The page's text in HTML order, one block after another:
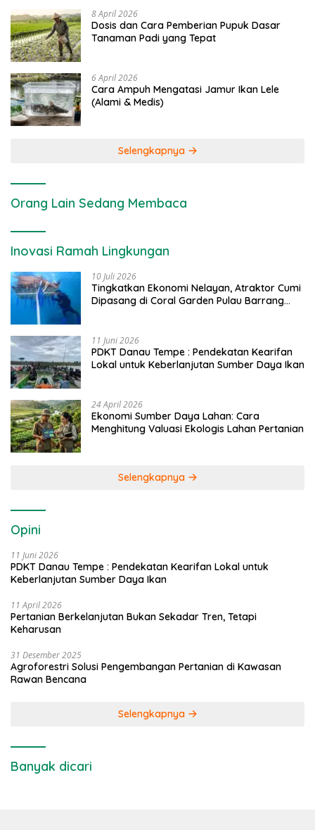
8 April 2026
Dosis dan Cara Pemberian Pupuk Dasar
Tanaman Padi yang Tepat
6 April 2026
Cara Ampuh Mengatasi Jamur Ikan Lele
(Alami & Medis)
Selengkapnya
Orang Lain Sedang Membaca
Inovasi Ramah Lingkungan
10 Juli 2026
Tingkatkan Ekonomi Nelayan, Atraktor Cumi
Dipasang di Coral Garden Pulau Barrang
11 Juni 2026
PDKT Danau Tempe : Pendekatan Kearifan
Lokal untuk Keberlanjutan Sumber Daya Ikan
24 April 2026
Ekonomi Sumber Daya Lahan: Cara
Menghitung Valuasi Ekologis Lahan Pertanian
Selengkapnya
Opini
11 Juni 2026
PDKT Danau Tempe : Pendekatan Kearifan Lokal untuk
Keberlanjutan Sumber Daya Ikan
11 April 2026
Pertanian Berkelanjutan Bukan Sekadar Tren, Tetapi
Keharusan
31 Desember 2025
Agroforestri Solusi Pengembangan Pertanian di Kawasan
Rawan Bencana
Selengkapnya
Banyak dicari